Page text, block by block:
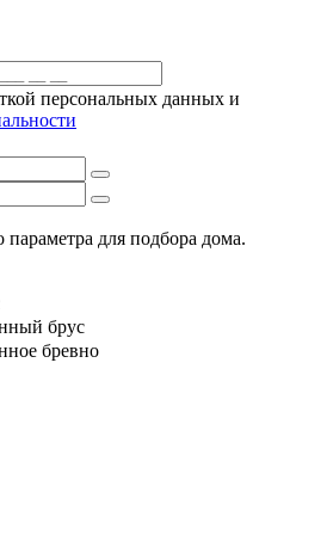
персональных данных и
для подбора дома.
брус
бревно